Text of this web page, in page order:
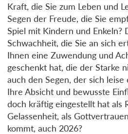
Kraft, die Sie zum Leben und
Segen der Freude, die Sie
Spiel mit Kindern und Enkeln?
Schwachheit, die Sie an sich
Ihnen eine Zuwendung und
geschenkt hat, die der Starke
auch den Segen, der sich
Ihre Absicht und bewusste
doch kräftig eingestellt hat als
Gelassenheit, als
kommt, auch 2026?